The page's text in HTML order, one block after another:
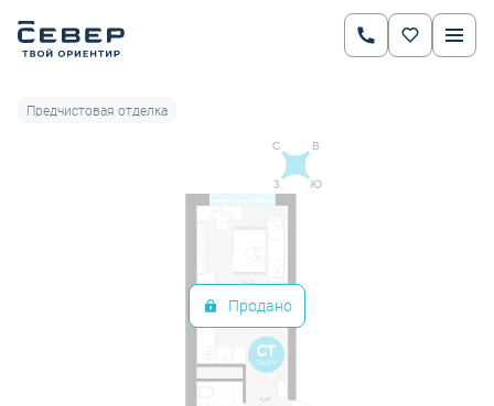
Студия26.99 м Цена по запросу
Ипотекаот 19 471 руб.
Предчистовая отделка
Продано